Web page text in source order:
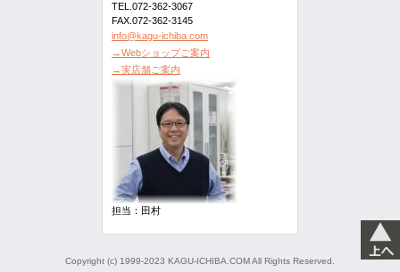
TEL.072-362-3067
FAX.072-362-3145
info@kagu-ichiba.com
→Webショップご案内
→実店舗ご案内
担当：田村
Copyright (c) 1999-2023 KAGU-ICHIBA.COM All Rights Reserved.